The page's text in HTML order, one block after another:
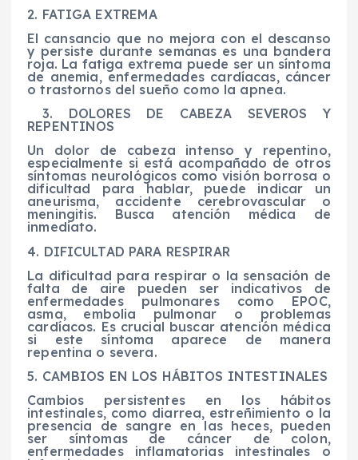
2. FATIGA EXTREMA
El cansancio que no mejora con el descanso
y persiste durante semanas es una bandera
roja. La fatiga extrema puede ser un síntoma
de anemia, enfermedades cardíacas, cáncer
o trastornos del sueño como la apnea.
3. DOLORES DE CABEZA SEVEROS Y
REPENTINOS
Un dolor de cabeza intenso y repentino,
especialmente si está acompañado de otros
síntomas neurológicos como visión borrosa o
dificultad para hablar, puede indicar un
aneurisma, accidente cerebrovascular o
meningitis. Busca atención médica de
inmediato.
4. DIFICULTAD PARA RESPIRAR
La dificultad para respirar o la sensación de
falta de aire pueden ser indicativos de
enfermedades pulmonares como EPOC,
asma, embolia pulmonar o problemas
cardíacos. Es crucial buscar atención médica
si este síntoma aparece de manera
repentina o severa.
5. CAMBIOS EN LOS HÁBITOS INTESTINALES
Cambios persistentes en los hábitos
intestinales, como diarrea, estreñimiento o la
presencia de sangre en las heces, pueden
ser síntomas de cáncer de colon,
enfermedades inflamatorias intestinales o